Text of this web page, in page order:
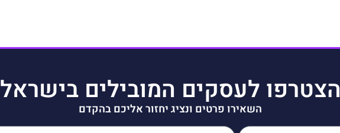
הצטרפו לעסקים המובילים בישראל
השאירו פרטים ונציג יחזור אליכם בהקדם